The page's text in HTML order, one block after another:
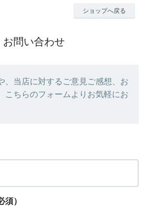
ショップへ戻る
お問い合わせ
、当店に対するご意見ご感想、お
こちらのフォームよりお気軽にお
須）